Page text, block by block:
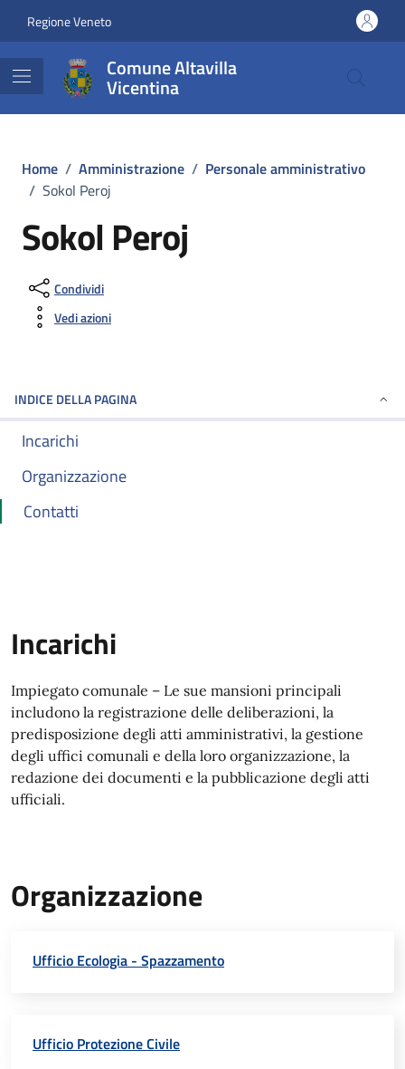
Regione Veneto
Comune Altavilla
Vicentina
Home / Amministrazione / Personale amministrativo
/ Sokol Peroj
Sokol Peroj
Condividi
Vedi azioni
INDICE DELLA PAGINA
Incarichi
Organizzazione
Contatti
Incarichi
Impiegato comunale – Le sue mansioni principali
includono la registrazione delle deliberazioni, la
predisposizione degli atti amministrativi, la gestione
degli uffici comunali e della loro organizzazione, la
redazione dei documenti e la pubblicazione degli atti
ufficiali.
Organizzazione
Ufficio Ecologia - Spazzamento
Ufficio Protezione Civile